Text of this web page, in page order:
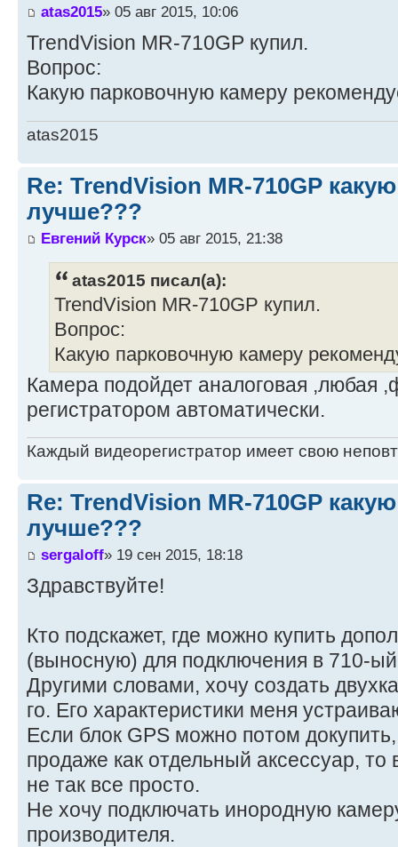
atas2015» 05 авг 2015, 10:06
TrendVision MR-710GP купил.
Вопрос:
Какую парковочную камеру
atas2015
Re: TrendVision MR-710GP
лучше???
Евгений Курск» 05 авг 2015, 21:38
atas2015 писал(а):
TrendVision MR-710GP купил.
Вопрос:
Какую парковочную камеру
Камера подойдет аналоговая ,любая
регистратором автоматически.
Каждый видеорегистратор имеет свою
Re: TrendVision MR-710GP
лучше???
sergaloff» 19 сен 2015, 18:18
Здравствуйте!
Кто подскажет, где можно купить
(выносную) для подключения в 710-
Другими словами, хочу создать
го. Его характеристики меня
Если блок GPS можно потом
продаже как отдельный аксессуар,
не так все просто.
Не хочу подключать инородную
производителя.